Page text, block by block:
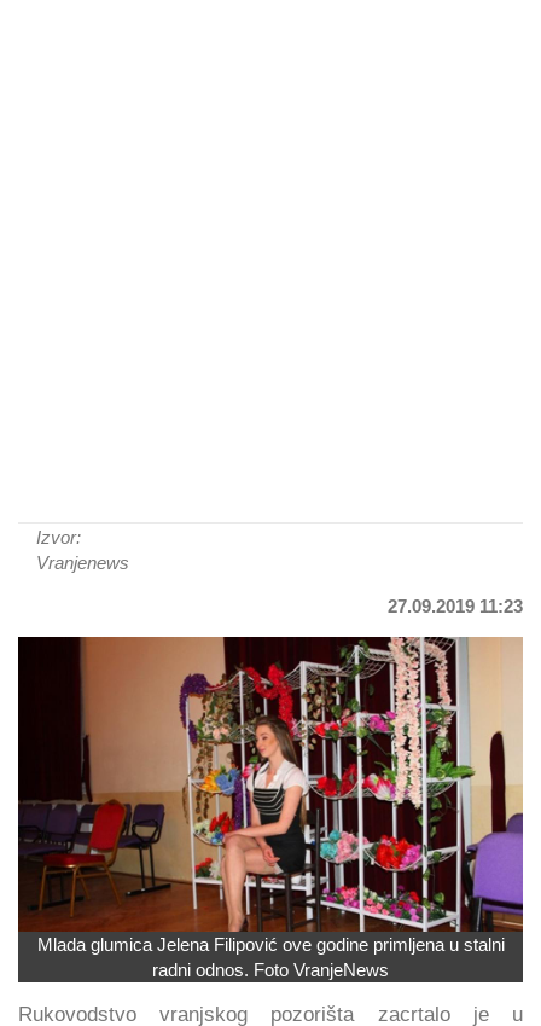
Izvor:
Vranjenews
27.09.2019 11:23
Mlada glumica Jelena Filipović ove godine primljena u stalni
radni odnos. Foto VranjeNews
Rukovodstvo vranjskog pozorišta zacrtalo je u